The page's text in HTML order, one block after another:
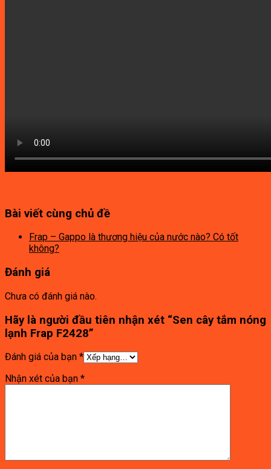
Bài viết cùng chủ đề
Frap – Gappo là thương hiệu của nước nào? Có tốt
không?
Đánh giá
Chưa có đánh giá nào.
Hãy là người đầu tiên nhận xét “Sen cây tắm nóng
lạnh Frap F2428”
Đánh giá của bạn *
Nhận xét của bạn *